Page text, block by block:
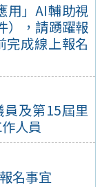
用」AI輔助視
），請踴躍報
完成線上報名
及第15屆里
人員
名事宜